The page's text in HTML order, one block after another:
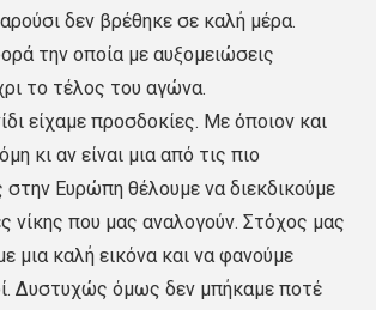
δεν βρέθηκε σε καλή μέρα.
την οποία με αυξομειώσεις
το τέλος του αγώνα.
είχαμε προσδοκίες. Με όποιον και
κι αν είναι μια από τις πιο
στην Ευρώπη θέλουμε να διεκδικούμε
νίκης που μας αναλογούν. Στόχος μας
μια καλή εικόνα και να φανούμε
Δυστυχώς όμως δεν μπήκαμε ποτέ